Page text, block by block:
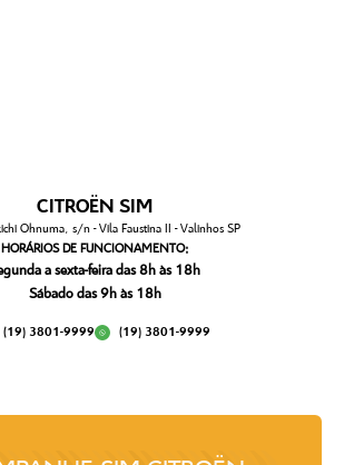
CITROËN SIM
Ohnuma, s/n - Vila Faustina II - Valinhos SP
HORÁRIOS DE FUNCIONAMENTO:
a sexta-feira das 8h às 18h
Sábado das 9h às 18h
(19) 3801-9999 (19) 3801-9999